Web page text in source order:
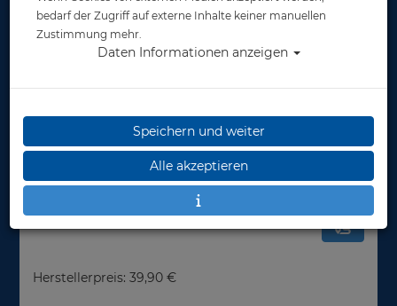
Artikelnr.: scu-21746006
Herstellerpreis: 39,90 €
bedarf der Zugriff auf externe Inhalte keiner manuellen
Zustimmung mehr.
Daten Informationen anzeigen
Speichern und weiter
Alle akzeptieren